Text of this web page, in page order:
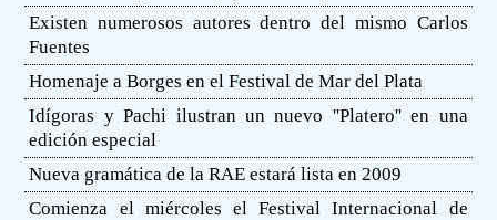
Existen numerosos autores dentro del mismo Carlos
Fuentes
Homenaje a Borges en el Festival de Mar del Plata
Idígoras y Pachi ilustran un nuevo ''Platero'' en una
edición especial
Nueva gramática de la RAE estará lista en 2009
Comienza el miércoles el Festival Internacional de